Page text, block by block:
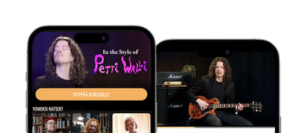
Kokeile Ilmaiseksi